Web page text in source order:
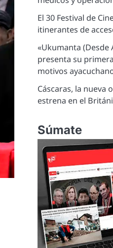
El 30 Festival de
itinerantes de
«Ukumanta (Desde
presenta su
motivos
Cáscaras, la nueva
estrena en el
Súmate